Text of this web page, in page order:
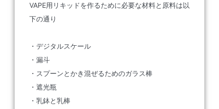
VAPE用リキッドを作るために必要な材料と原料は以
下の通り
・デジタルスケール
・漏斗
・スプーンとかき混ぜるためのガラス棒
・遮光瓶
・乳鉢と乳棒